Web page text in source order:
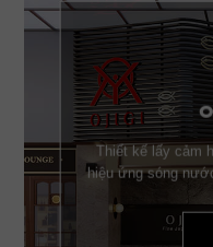
Thiết kế lấy cảm
hiệu ứng sóng